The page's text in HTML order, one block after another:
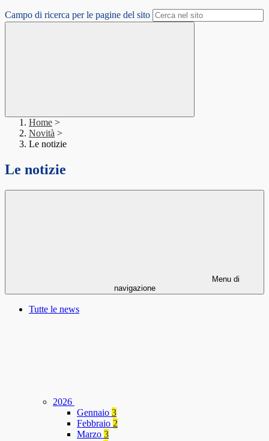
Campo di ricerca per le pagine del sito
Home >
Novità >
Le notizie
Le notizie
Menu di
navigazione
Tutte le news
2026
Gennaio 3
Febbraio 2
Marzo 3